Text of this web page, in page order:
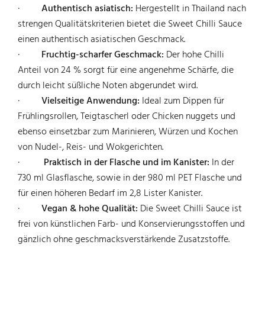
· Authentisch asiatisch: Hergestellt in Thailand nach
strengen Qualitätskriterien bietet die Sweet Chilli Sauce
einen authentisch asiatischen Geschmack.
· Fruchtig-scharfer Geschmack: Der hohe Chilli
Anteil von 24 % sorgt für eine angenehme Schärfe, die
durch leicht süßliche Noten abgerundet wird.
· Vielseitige Anwendung: Ideal zum Dippen für
Frühlingsrollen, Teigtascherl oder Chicken nuggets und
ebenso einsetzbar zum Marinieren, Würzen und Kochen
von Nudel-, Reis- und Wokgerichten.
· Praktisch in der Flasche und im Kanister: In der
730 ml Glasflasche, sowie in der 980 ml PET Flasche und
für einen höheren Bedarf im 2,8 Lister Kanister.
· Vegan & hohe Qualität: Die Sweet Chilli Sauce ist
frei von künstlichen Farb- und Konservierungsstoffen und
gänzlich ohne geschmacksverstärkende Zusatzstoffe.